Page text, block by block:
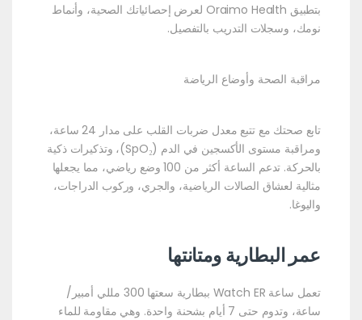
بتطبيق Oraimo Health لعرض إحصائياتك الصحية، وأنماط
نومك، وسجلات التدريب بالتفصيل.
مراقبة الصحة وأوضاع الرياضة
تابع صحتك مع تتبع معدل ضربات القلب على مدار 24 ساعة،
ومراقبة مستوى الأكسجين في الدم (SpO₂)، وتذكيرات ذكية
بالحركة. تدعم الساعة أكثر من 100 وضع رياضي، مما يجعلها
مثالية لعشاق الصالات الرياضية، والجري، وركوب الدراجات،
واليوغا.
عمر البطارية ومتانتها
تعمل ساعة Watch ER ببطارية سعتها 300 مللي أمبير/
ساعة، وتدوم حتى 7 أيام بشحنة واحدة. وهي مقاومة للماء